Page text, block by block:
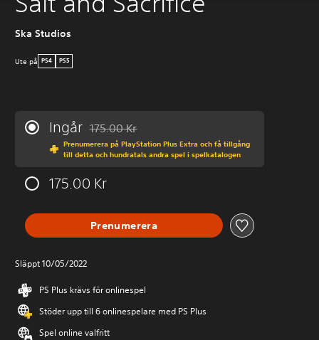
Ska Studios
Ute på PS4 PS5
Ingår Nedsatt från ursprungspriset på 175.00 Kr
175.00 Kr
Prenumerera på PlayStation Plus Extra och få tillgång
till detta och hundratals andra spel i spelkatalogen
175.00 Kr
Prenumerera
Släppt 10/05/2022
PS Plus krävs för onlinespel
Stöder upp till 6 onlinespelare med PS Plus
Spel online valfritt